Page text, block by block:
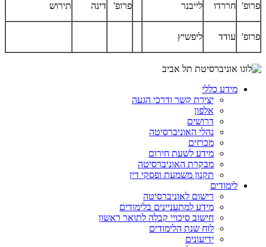
פרופ' חררדו לייבנר פרופ' דינה תירוש
פרופ' עודד ליפשיץ
מידע כללי
יצירת קשר ודרכי הגעה
אלפון
דרושים
נהלי האוניברסיטה
מכרזים
מידע לשעת חירום
מבקרת האוניברסיטה
תקנון משמעת ופסקי דין
לימודים
רישום לאוניברסיטה
מידע למתעניינים בלימודים
חישוב סיכויי קבלה לתואר ראשון
לוח שנת הלימודים
ידיעונים